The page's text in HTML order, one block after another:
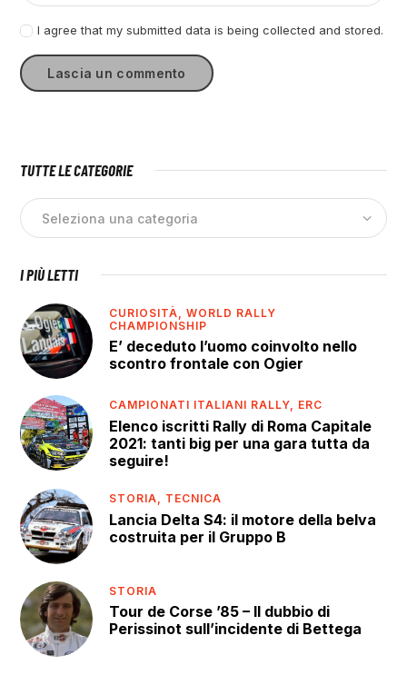
I agree that my submitted data is being collected and stored.
TUTTE LE CATEGORIE
I PIÙ LETTI
CURIOSITÀ,WORLD RALLY
CHAMPIONSHIP
E’ deceduto l’uomo coinvolto nello
scontro frontale con Ogier
CAMPIONATI ITALIANI RALLY, ERC
Elenco iscritti Rally di Roma Capitale
2021: tanti big per una gara tutta da
seguire!
STORIA, TECNICA
Lancia Delta S4: il motore della belva
costruita per il Gruppo B
STORIA
Tour de Corse ’85 – Il dubbio di
Perissinot sull’incidente di Bettega